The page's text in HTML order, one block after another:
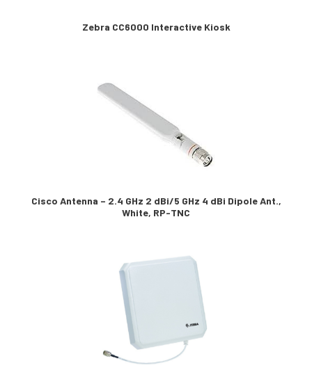
Zebra CC6000 Interactive Kiosk
Cisco Antenna – 2.4 GHz 2 dBi/5 GHz 4 dBi Dipole Ant.,
White, RP-TNC